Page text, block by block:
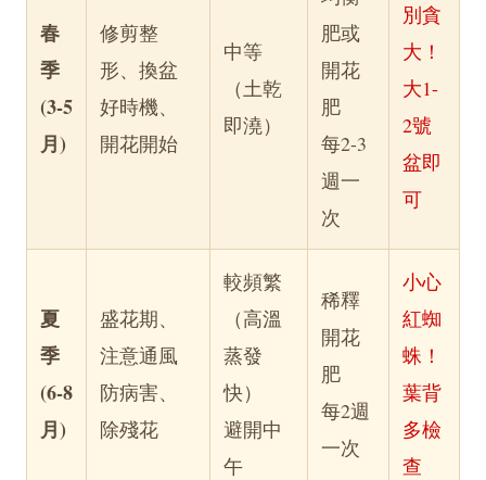
春
季
(3-5
月)
修剪整
形、換盆
好時機、
開花開始
中等
（土乾
即澆）
肥或
開花
肥
每2-3
週一
次
別貪
大！
大1-
2號
盆即
可
夏
季
(6-8
月)
盛花期、
注意通風
防病害、
除殘花
較頻繁
（高溫
蒸發
快）
避開中
午
稀釋
開花
肥
每2週
一次
小心
紅蜘
蛛！
葉背
多檢
查